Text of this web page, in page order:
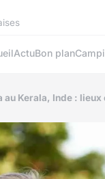
ActuBon plan
Kerala, Inde :